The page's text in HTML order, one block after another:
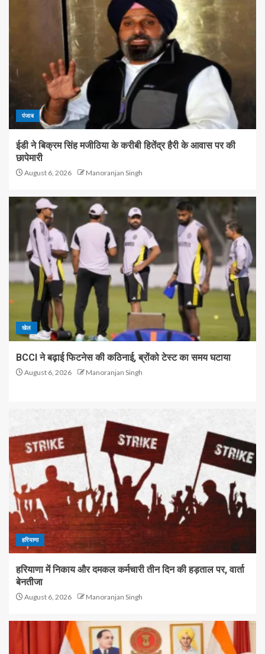
पंजाब
ईडी ने बिक्रम सिंह मजीठिया के करीबी हितेंद्र हैरी के आवास पर की
छापेमारी
August 6, 2026 Manoranjan Singh
खेल
BCCI ने बढ़ाई फिटनेस की कठिनाई, ब्रोंको टेस्ट का समय घटाया
August 6, 2026 Manoranjan Singh
हरियाणा
हरियाणा में निकाय और दमकल कर्मचारी तीन दिन की हड़ताल पर, वार्ता
बेनतीजा
August 6, 2026 Manoranjan Singh